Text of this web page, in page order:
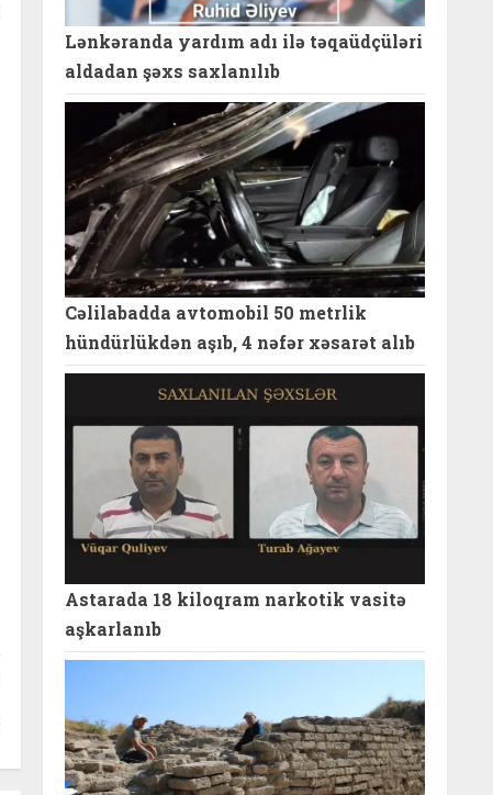
Lənkəranda yardım adı ilə təqaüdçüləri
aldadan şəxs saxlanılıb
Cəlilabadda avtomobil 50 metrlik
hündürlükdən aşıb, 4 nəfər xəsarət alıb
Astarada 18 kiloqram narkotik vasitə
aşkarlanıb